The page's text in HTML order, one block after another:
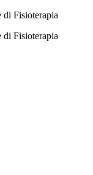
Fisioterapia
Fisioterapia